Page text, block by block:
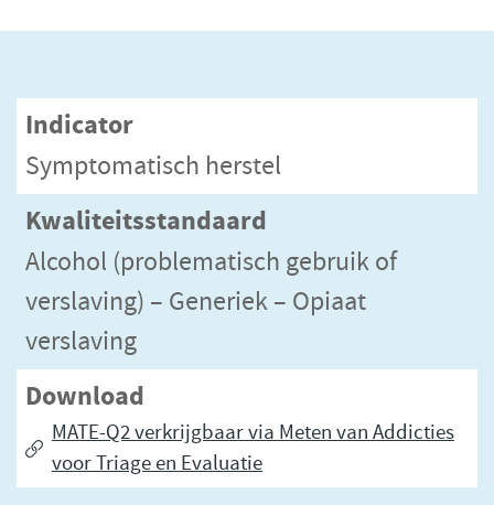
Indicator
Symptomatisch herstel
Kwaliteitsstandaard
Alcohol (problematisch gebruik of
verslaving) – Generiek – Opiaat
verslaving
Download
MATE-Q2 verkrijgbaar via Meten van Addicties
voor Triage en Evaluatie